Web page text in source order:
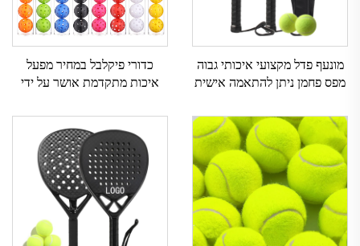
מונעף פדל מקצועי איכותי גבוה
מפס פחמן ניתן להתאמה אישית
EVA
כדורי פיקלבל במחיר מפעל
איכות מתקדמת אושר על ידי
יחידות סט כדורים לפיקלבל